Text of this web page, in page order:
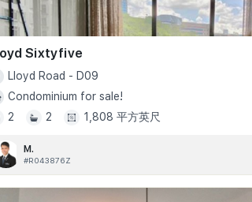
Sixtyfive
Lloyd Road - D09
Condominium for sale!
2
2 1,808 平方英尺
M.
#R043876Z